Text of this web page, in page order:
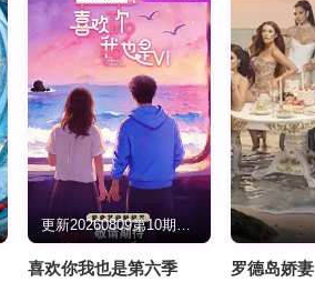
喜欢你我也是第六季 罗德岛娇妻